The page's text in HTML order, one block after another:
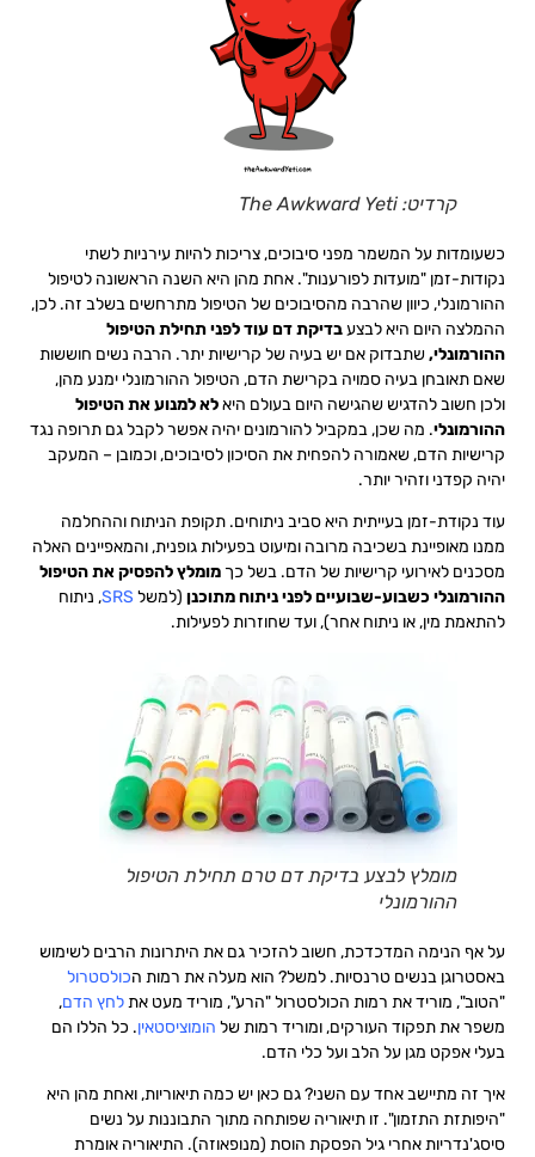
קרדיט: The Awkward Yeti
כשעומדות על המשמר מפני סיבוכים, צריכות להיות עירניות לשתי
נקודות-זמן "מועדות לפורענות". אחת מהן היא השנה הראשונה לטיפול
ההורמונלי, כיוון שהרבה מהסיבוכים של הטיפול מתרחשים בשלב זה. לכן,
ההמלצה היום היא לבצעבדיקת דם עוד לפני תחילת הטיפול
ההורמונלי,שתבדוק אם יש בעיה של קרישיות יתר. הרבה נשים חוששות
שאם תאובחן בעיה סמויה בקרישת הדם, הטיפול ההורמונלי ימנע מהן,
ולכן חשוב להדגיש שהגישה היום בעולם היאלאלמנוע את הטיפול
ההורמונלי. מה שכן, במקביל להורמונים יהיה אפשר לקבל גם תרופה נגד
קרישיות הדם, שאמורה להפחית את הסיכון לסיבוכים, וכמובן – המעקב
יהיה קפדני וזהיר יותר.
עוד נקודת-זמן בעייתית היא סביב ניתוחים. תקופת הניתוח וההחלמה
ממנו מאופיינת בשכיבה מרובה ומיעוט בפעילות גופנית, והמאפיינים האלה
מסכנים לאירועי קרישיות של הדם. בשל כך מומלץ להפסיק את הטיפול
ההורמונלי כשבוע-שבועיים לפני ניתוח מתוכנן (למשל SRS, ניתוח
להתאמת מין, או ניתוח אחר), ועד שחוזרות לפעילות.
מומלץ לבצע בדיקת דם טרם תחילת הטיפול
ההורמונלי
על אף הנימה המדכדכת, חשוב להזכיר גם את היתרונות הרבים לשימוש
באסטרוגן בנשים טרנסיות. למשל? הוא מעלה את רמות הכולסטרול
"הטוב", מוריד את רמות הכולסטרול "הרע", מוריד מעט אתלחץ הדם,
משפר את תפקוד העורקים, ומוריד רמות של הומוציסטאין. כל הללו הם
בעלי אפקט מגן על הלב ועל כלי הדם.
איך זה מתיישב אחד עם השני? גם כאן יש כמה תיאוריות, ואחת מהן היא
"היפותזת התזמון". זו תיאוריה שפותחה מתוך התבוננות על נשים
סיסג'נדריות אחרי גיל הפסקת הוסת (מנופאוזה). התיאוריה אומרת